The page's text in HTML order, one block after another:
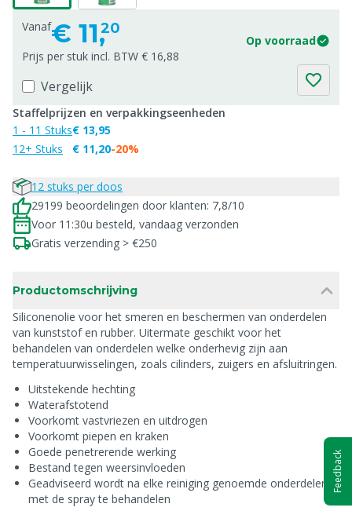
Vanaf€ 11,20
Op voorraad
Prijs per stuk incl. BTW € 16,88
Vergelijk
Staffelprijzen en verpakkingseenheden
1 - 11 Stuks
12+ Stuks
€ 13,95
€ 11,20-20%
12 stuks per doos
29199 beoordelingen door klanten: 7,8/10
Voor 11:30u besteld, vandaag verzonden
Gratis verzending > €250
Productomschrijving
Siliconenolie voor het smeren en beschermen van onderdelen
van kunststof en rubber. Uitermate geschikt voor het
behandelen van onderdelen welke onderhevig zijn aan
temperatuurwisselingen, zoals cilinders, zuigers en afsluitringen.
Uitstekende hechting
Waterafstotend
Voorkomt vastvriezen en uitdrogen
Voorkomt piepen en kraken
Goede penetrerende werking
Bestand tegen weersinvloeden
Geadviseerd wordt na elke reiniging genoemde onderdelen
met de spray te behandelen
Feedback